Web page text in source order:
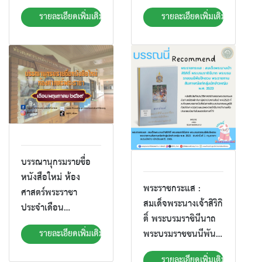
รายละเอียดเพิ่มเติม
พฤษภาคม 2569
รายละเอียดเพิ่มเติม
บรรณานุกรมรายชื่อ
หนังสือใหม่ ห้อง
ศาสตร์พระราชา
ประจำเดือน
พฤษภาคม 2569
รายละเอียดเพิ่มเติม
พระราชกระแส :
สมเด็จพระนางเจ้าสิริกิ
ติ์ พระบรมราชินีนาถ
พระบรมราชชนนีพันปี
หลวง พระราชทาน